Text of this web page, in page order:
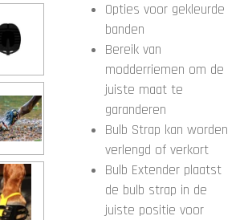
Opties voor gekleurde
banden
Bereik van
modderriemen om de
juiste maat te
garanderen
Bulb Strap kan worden
verlengd of verkort
Bulb Extender plaatst
de bulb strap in de
juiste positie voor